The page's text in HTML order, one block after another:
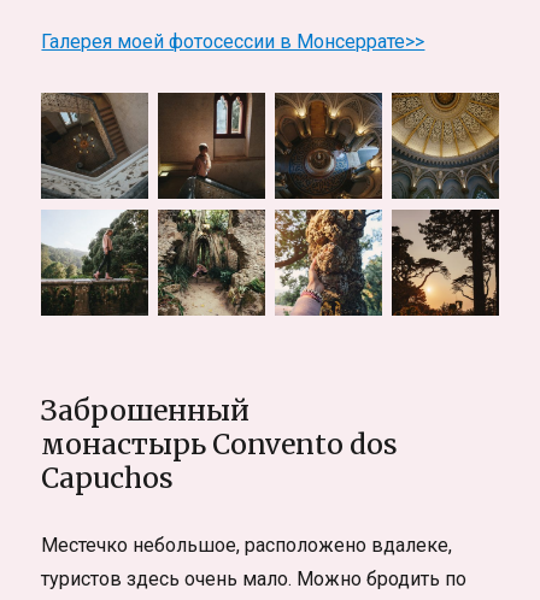
Галерея моей фотосессии в Монсеррате>>
Заброшенный
монастырь Convento dos
Capuchos
Местечко небольшое, расположено вдалеке,
туристов здесь очень мало. Можно бродить по